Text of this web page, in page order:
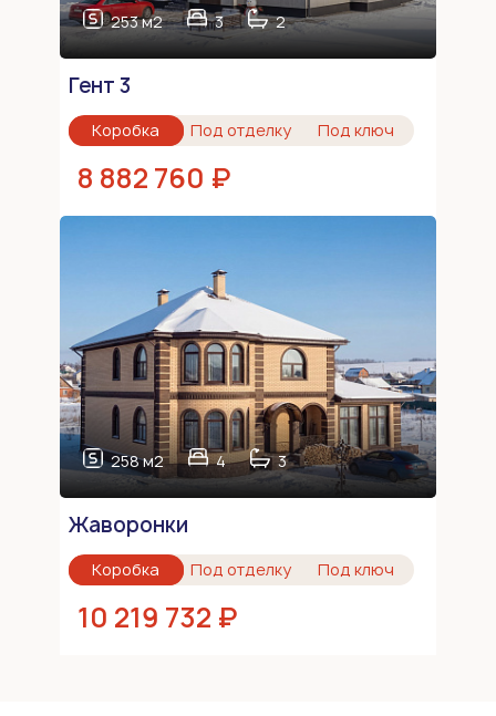
253 м2 3 2
Гент 3
Коробка Под отделку Под ключ
8 882 760 ₽
258 м2 4 3
Жаворонки
Коробка Под отделку Под ключ
10 219 732 ₽